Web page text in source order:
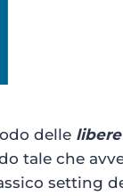
delle
tale che
setting